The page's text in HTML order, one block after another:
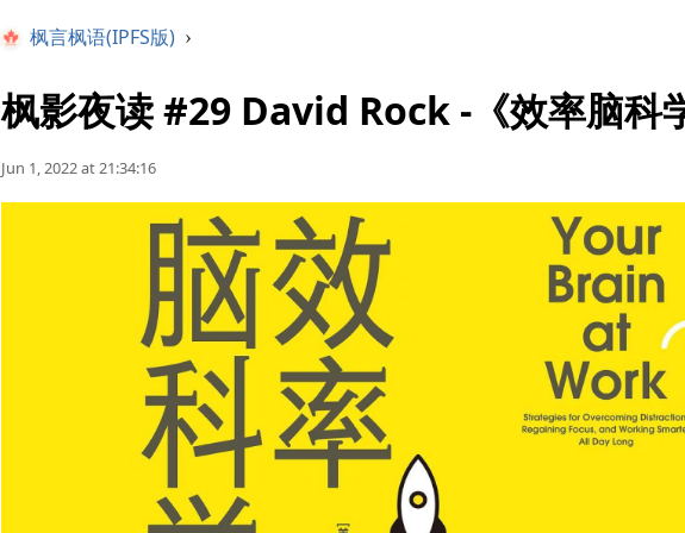
枫言枫语(IPFS版) ›
枫影夜读 #29 David Rock -《效率脑科
Jun 1, 2022 at 21:34:16